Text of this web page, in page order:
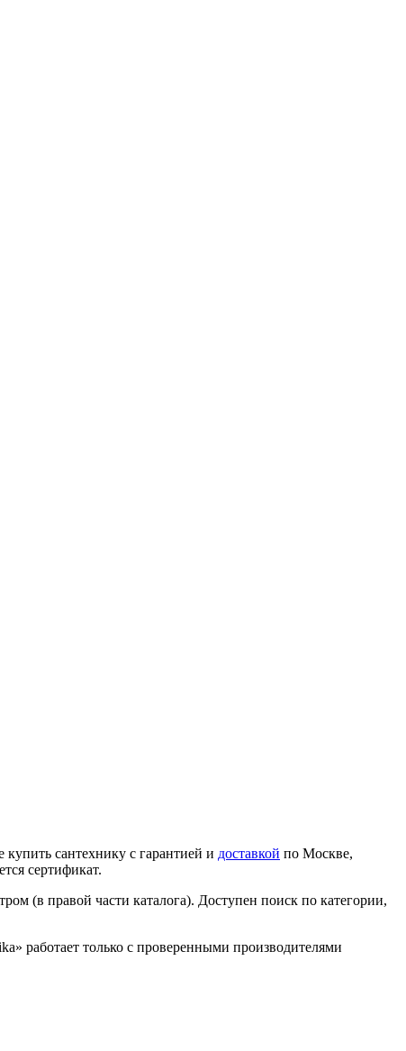
сантехнику с гарантией и доставкой по Москве,
сертификат.
(в правой части каталога). Доступен поиск по категории,
работает только с проверенными производителями